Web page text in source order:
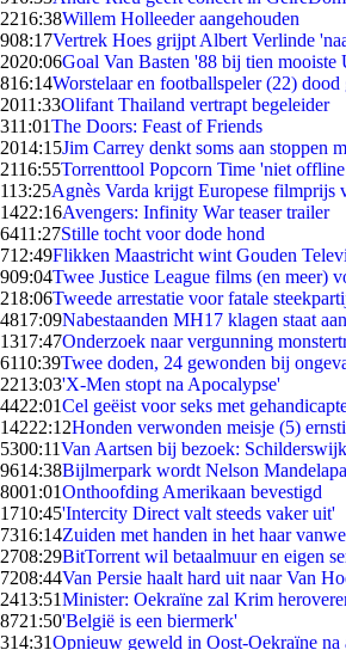
2216:38Willem Holleeder aangehouden
908:17Vertrek Hoes grijpt Albert Verlinde
2020:06Goal Van Basten '88 bij tien mooiste
816:14Worstelaar en footballspeler (22)
2011:33Olifant Thailand vertrapt begeleider
311:01The Doors: Feast of Friends
2014:15Jim Carrey denkt soms aan stoppen
2116:55Torrenttool Popcorn Time 'niet
113:25Agnès Varda krijgt Europese filmprijs
1422:16Avengers: Infinity War teaser trailer
6411:27Stille tocht voor dode hond
712:49Flikken Maastricht wint Gouden
909:04Twee Justice League films (en meer)
218:06Tweede arrestatie voor fatale
4817:09Nabestaanden MH17 klagen staat aan
1317:47Onderzoek naar vergunning
6110:39Twee doden, 24 gewonden bij
2213:03'X-Men stopt na Apocalypse'
4422:01Cel geëist voor seks met
14222:12Honden verwonden meisje (5)
5300:11Van Aartsen bij bezoek:
9614:38Bijlmerpark wordt Nelson
8001:01Onthoofding Amerikaan bevestigd
1710:45'Intercity Direct valt steeds vaker uit'
7316:14Zuiden met handen in het haar
2708:29BitTorrent wil betaalmuur en eigen
7208:44Van Persie haalt hard uit naar Van
2413:51Minister: Oekraïne zal Krim
8721:50'België is een biermerk'
314:31Opnieuw geweld in Oost-Oekraïne na